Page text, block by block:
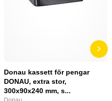
Donau kassett för pengar
DONAU, extra stor,
300x90x240 mm, s...